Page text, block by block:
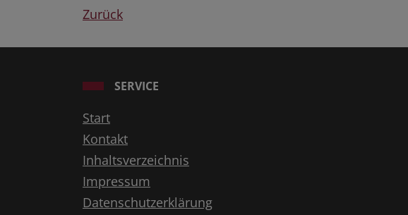
Zurück
SERVICE
Start
Kontakt
Inhaltsverzeichnis
Impressum
Datenschutzerklärung